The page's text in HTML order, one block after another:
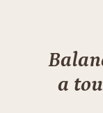
a